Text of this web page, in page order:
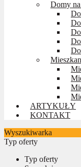
Domy
ARTYKUŁY
KONTAKT
Wyszukiwarka
Typ oferty
Typ oferty